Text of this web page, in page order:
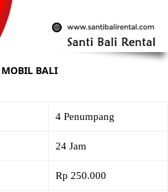
MOBIL BALI
4 Penumpang
24 Jam
Rp 250.000